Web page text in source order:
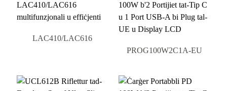
LAC410/LAC616
PROG100W2C1A-EU